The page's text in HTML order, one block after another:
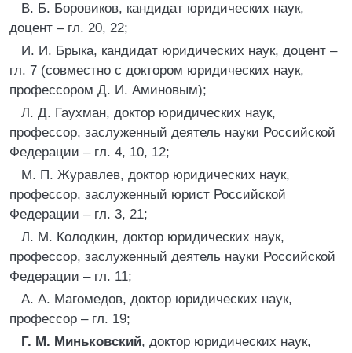
В. Б. Боровиков, кандидат юридических наук,
доцент – гл. 20, 22;
И. И. Брыка, кандидат юридических наук, доцент –
гл. 7 (совместно с доктором юридических наук,
профессором Д. И. Аминовым);
Л. Д. Гаухман, доктор юридических наук,
профессор, заслуженный деятель науки Российской
Федерации – гл. 4, 10, 12;
М. П. Журавлев, доктор юридических наук,
профессор, заслуженный юрист Российской
Федерации – гл. 3, 21;
Л. М. Колодкин, доктор юридических наук,
профессор, заслуженный деятель науки Российской
Федерации – гл. 11;
A. А. Магомедов, доктор юридических наук,
профессор – гл. 19;
Г. М. Миньковский, доктор юридических наук,